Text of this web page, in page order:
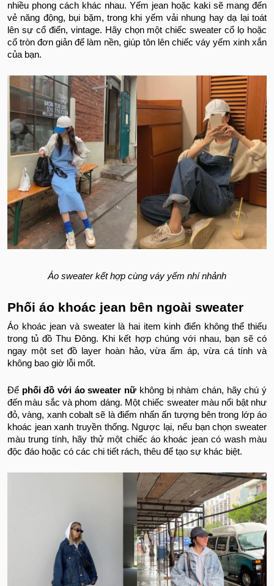
nhiều phong cách khác nhau. Yếm jean hoặc kaki sẽ mang đến
vẻ năng động, bụi bặm, trong khi yếm vải nhung hay dạ lại toát
lên sự cổ điển, vintage. Hãy chọn một chiếc sweater cổ lọ hoặc
cổ tròn đơn giản để làm nền, giúp tôn lên chiếc váy yếm xinh xắn
của bạn.
Áo sweater kết hợp cùng váy yếm nhí nhảnh
Phối áo khoác jean bên ngoài sweater
Áo khoác jean và sweater là hai item kinh điển không thể thiếu
trong tủ đồ Thu Đông. Khi kết hợp chúng với nhau, bạn sẽ có
ngay một set đồ layer hoàn hảo, vừa ấm áp, vừa cá tính và
không bao giờ lỗi mốt.
Để phối đồ với áo sweater nữ không bị nhàm chán, hãy chú ý
đến màu sắc và phom dáng. Một chiếc sweater màu nổi bật như
đỏ, vàng, xanh cobalt sẽ là điểm nhấn ấn tượng bên trong lớp áo
khoác jean xanh truyền thống. Ngược lại, nếu bạn chọn sweater
màu trung tính, hãy thử một chiếc áo khoác jean có wash màu
độc đáo hoặc có các chi tiết rách, thêu để tạo sự khác biệt.